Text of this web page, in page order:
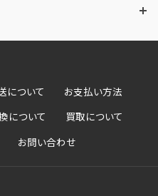
について お支払い方法
について 買取について
お問い合わせ